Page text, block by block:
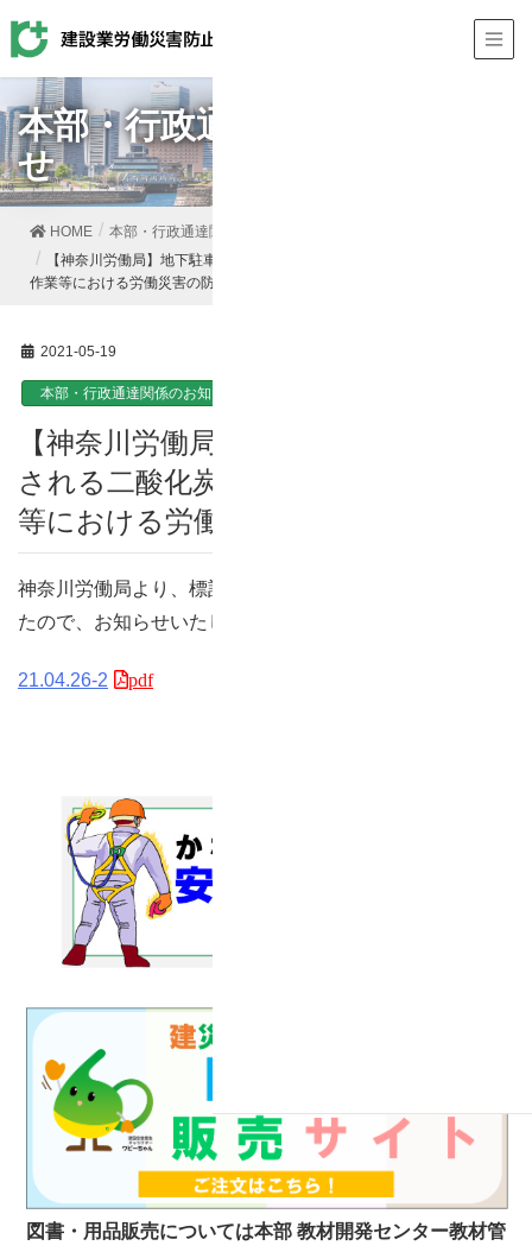
本部・行政通達関係のお知ら
せ
HOME
本部・行政通達関係のお知らせ
【神奈川労働局】地下駐車場等に使用される二酸化炭素消火設備の点検
作業等における労働災害の防止について
2021-05-19
本部・行政通達関係のお知らせ
【神奈川労働局】地下駐車場等に使用
される二酸化炭素消火設備の点検作業
等における労働災害の防止について
神奈川労働局より、標記についての周知依頼がございまし
たので、お知らせいたします。
21.04.26-2
図書・用品販売については本部 教材開発センター教材管